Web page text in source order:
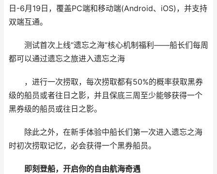
日-6月19日，覆盖PC端和移动端(Android、iOS)，并支持
双端互通。
测试首次上线“遗忘之海”核心机制福利——船长们每周
都可以通过遗忘之旅进入遗忘之海
，进行一次捞取，每次捞取都有50%的概率获取黑券
级的船员或者往日之影，并且保底三周至少能够获得一个
黑券级的船员或往日之影。
除此之外，在新手体验中船长们第一次进入遗忘之海
时初次捞取记忆，必会获得一个黑券船员。
即刻登船，开启你的自由航海奇遇